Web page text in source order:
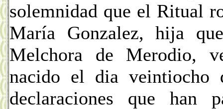
solemnidad que el Ritual
María Gonzalez, hija
Melchora de Merodio,
nacido el dia veintiocho
declaraciones que han